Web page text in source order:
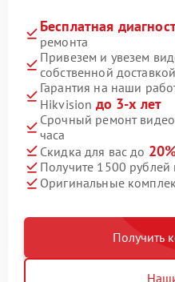
Бесплатная
ремонта
Привезем и увезем
собственной доставкой
Гарантия на наши
Hikvision до 3-х лет
Срочный ремонт
часа
Скидка для вас до
Получите 1500 рублей
Оригинальные
Получить